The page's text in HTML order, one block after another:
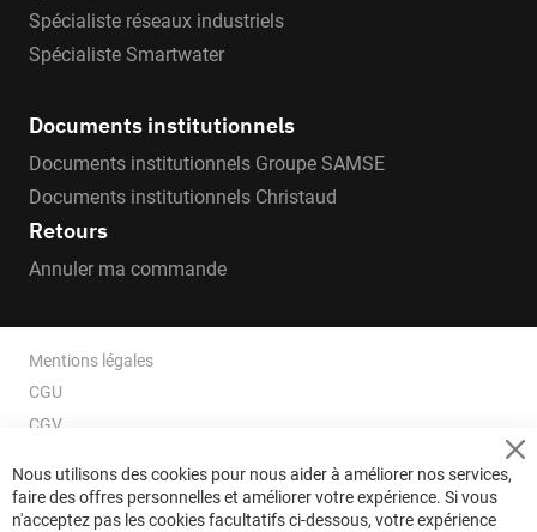
Spécialiste réseaux industriels
Spécialiste Smartwater
Documents institutionnels
Documents institutionnels Groupe SAMSE
Documents institutionnels Christaud
Retours
Annuler ma commande
Mentions légales
CGU
CGV
Données personnelles
Confidentialité
Nous utilisons des cookies pour nous aider à améliorer nos services,
faire des offres personnelles et améliorer votre expérience. Si vous
n'acceptez pas les cookies facultatifs ci-dessous, votre expérience